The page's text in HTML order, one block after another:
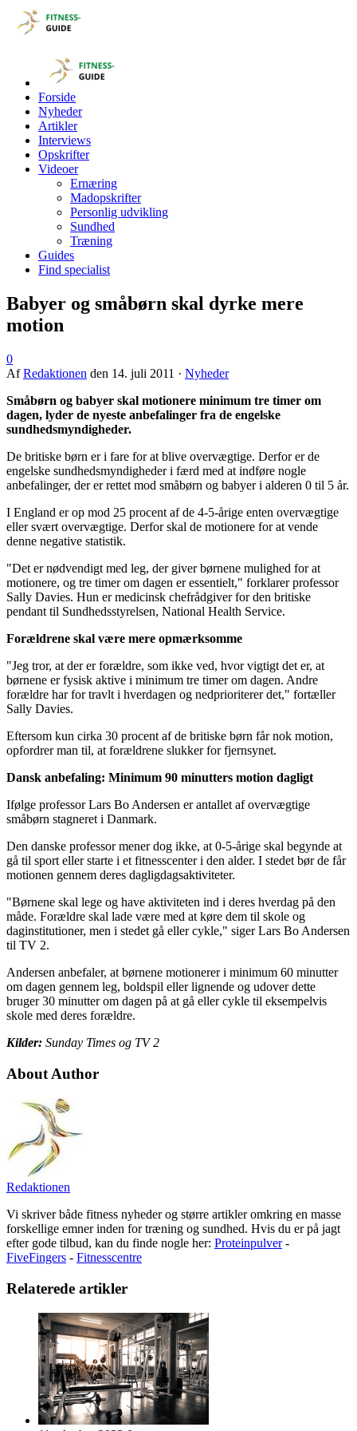
Forside
Nyheder
Artikler
Interviews
Opskrifter
Videoer
Ernæring
Madopskrifter
Personlig udvikling
Sundhed
Træning
Guides
Find specialist
Babyer og småbørn skal dyrke mere
motion
0
AfRedaktionen den 14. juli 2011 · Nyheder
Småbørn og babyer skal motionere minimum tre timer om
dagen, lyder de nyeste anbefalinger fra de engelske
sundhedsmyndigheder.
De britiske børn er i fare for at blive overvægtige. Derfor er de
engelske sundhedsmyndigheder i færd med at indføre nogle
anbefalinger, der er rettet mod småbørn og babyer i alderen 0 til 5 år.
I England er op mod 25 procent af de 4-5-årige enten overvægtige
eller svært overvægtige. Derfor skal de motionere for at vende
denne negative statistik.
"Det er nødvendigt med leg, der giver børnene mulighed for at
motionere, og tre timer om dagen er essentielt," forklarer professor
Sally Davies. Hun er medicinsk chefrådgiver for den britiske
pendant til Sundhedsstyrelsen, National Health Service.
Forældrene skal være mere opmærksomme
"Jeg tror, at der er forældre, som ikke ved, hvor vigtigt det er, at
børnene er fysisk aktive i minimum tre timer om dagen. Andre
forældre har for travlt i hverdagen og nedprioriterer det," fortæller
Sally Davies.
Eftersom kun cirka 30 procent af de britiske børn får nok motion,
opfordrer man til, at forældrene slukker for fjernsynet.
Dansk anbefaling: Minimum 90 minutters motion dagligt
Ifølge professor Lars Bo Andersen er antallet af overvægtige
småbørn stagneret i Danmark.
Den danske professor mener dog ikke, at 0-5-årige skal begynde at
gå til sport eller starte i et fitnesscenter i den alder. I stedet bør de får
motionen gennem deres dagligdagsaktiviteter.
"Børnene skal lege og have aktiviteten ind i deres hverdag på den
måde. Forældre skal lade være med at køre dem til skole og
daginstitutioner, men i stedet gå eller cykle," siger Lars Bo Andersen
til TV 2.
Andersen anbefaler, at børnene motionerer i minimum 60 minutter
om dagen gennem leg, boldspil eller lignende og udover dette
bruger 30 minutter om dagen på at gå eller cykle til eksempelvis
skole med deres forældre.
Kilder: Sunday Times og TV 2
About Author
Redaktionen
Vi skriver både fitness nyheder og større artikler omkring en masse
forskellige emner inden for træning og sundhed. Hvis du er på jagt
efter gode tilbud, kan du finde nogle her: Proteinpulver-
FiveFingers - Fitnesscentre
Relaterede artikler